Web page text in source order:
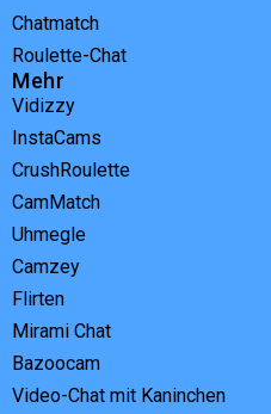
Chatmatch
Roulette-Chat
Mehr
Vidizzy
InstaCams
CrushRoulette
CamMatch
Uhmegle
Camzey
Flirten
Mirami Chat
Bazoocam
Video-Chat mit Kaninchen